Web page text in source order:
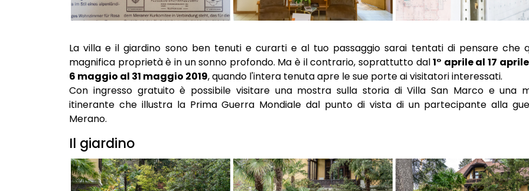
La villa e il giardino sono ben tenuti e curarti e al tuo passaggio sarai tentati di pensare che
magnifica proprietà è in un sonno profondo. Ma è il contrario, soprattutto dal1° aprile al 17
6 maggio al 31 maggio 2019, quando l'intera tenuta apre le sue porte ai visitatori interessati.
Con ingresso gratuito è possibile visitare una mostra sulla storia di Villa San Marco e una
itinerante che illustra la Prima Guerra Mondiale dal punto di vista di un partecipante alla
Merano.
Il giardino